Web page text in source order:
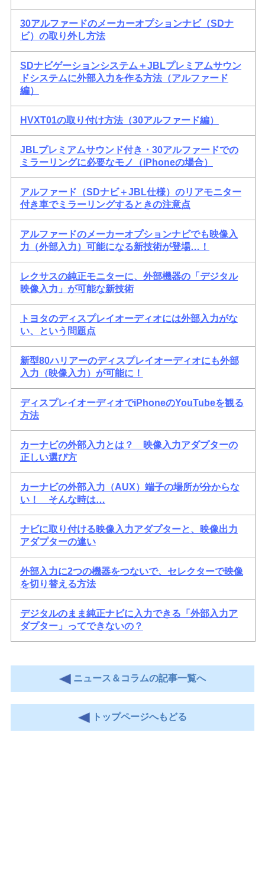
30アルファードのメーカーオプションナビ（SDナ
ビ）の取り外し方法
SDナビゲーションシステム＋JBLプレミアムサウン
ドシステムに外部入力を作る方法（アルファード
編）
HVXT01の取り付け方法（30アルファード編）
JBLプレミアムサウンド付き・30アルファードでの
ミラーリングに必要なモノ（iPhoneの場合）
アルファード（SDナビ＋JBL仕様）のリアモニター
付き車でミラーリングするときの注意点
アルファードのメーカーオプションナビでも映像入
力（外部入力）可能になる新技術が登場…！
レクサスの純正モニターに、外部機器の「デジタル
映像入力」が可能な新技術
トヨタのディスプレイオーディオには外部入力がな
い、という問題点
新型80ハリアーのディスプレイオーディオにも外部
入力（映像入力）が可能に！
ディスプレイオーディオでiPhoneのYouTubeを観る
方法
カーナビの外部入力とは？ 映像入力アダプターの
正しい選び方
カーナビの外部入力（AUX）端子の場所が分からな
い！ そんな時は…
ナビに取り付ける映像入力アダプターと、映像出力
アダプターの違い
外部入力に2つの機器をつないで、セレクターで映像
を切り替える方法
デジタルのまま純正ナビに入力できる「外部入力ア
ダプター」ってできないの？
ニュース＆コラムの記事一覧へ
トップページへもどる